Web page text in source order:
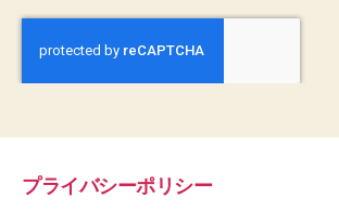
プライバシーポリシー